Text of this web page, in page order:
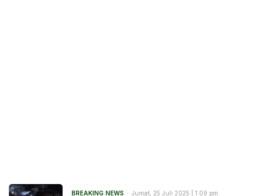
BREAKING NEWS Jumat, 25 Juli 2025 | 1:09 pm